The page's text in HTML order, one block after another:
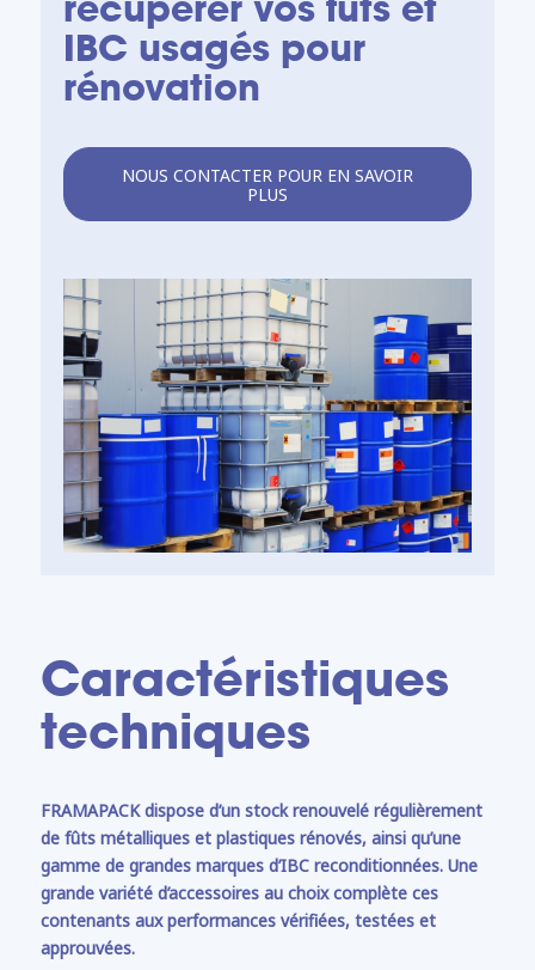
IBC usagés pour
rénovation
NOUS CONTACTER POUR EN SAVOIR
PLUS
Caractéristiques
techniques
FRAMAPACK dispose d’un stock renouvelé régulièrement
de fûts métalliques et plastiques rénovés, ainsi qu’une
gamme de grandes marques d’IBC reconditionnées. Une
grande variété d’accessoires au choix complète ces
contenants aux performances vérifiées, testées et
approuvées.